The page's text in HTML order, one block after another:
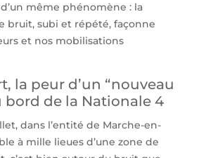
même phénomène : la
bruit, subi et répété, façonne
et nos mobilisations
la peur d’un “nouveau
bord de la Nationale 4
dans l’entité de Marche-en-
à mille lieues d’une zone de